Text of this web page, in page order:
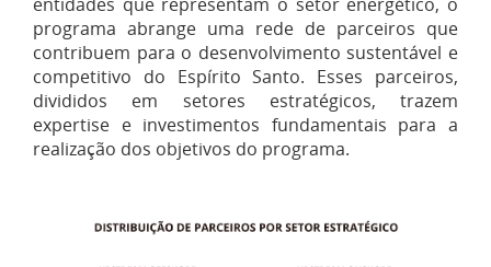
programa abrange uma rede de parceiros que
contribuem para o desenvolvimento sustentável e
competitivo do Espírito Santo. Esses parceiros,
divididos em setores estratégicos, trazem
expertise e investimentos fundamentais para a
realização dos objetivos do programa.